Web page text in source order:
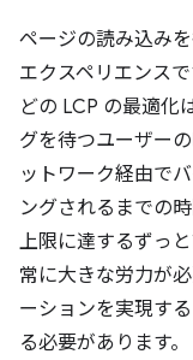
ページの読み込み
エクスペリエンス
どの LCP の最適化
グを待つユーザー
ットワーク経由で
ングされるまでの
上限に達するずっ
常に大きな労力が
ーションを実現す
る必要があります。